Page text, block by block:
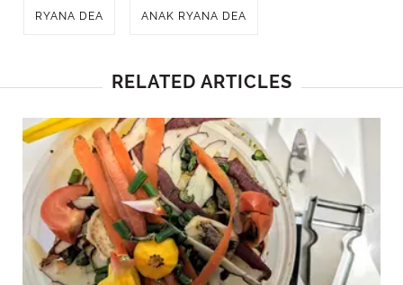
RYANA DEA ANAK RYANA DEA
RELATED ARTICLES